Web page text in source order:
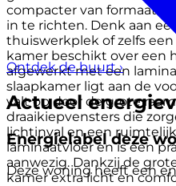
compacter van formaat
in te richten. Denk aan
thuiswerkplek of zelfs
kamer beschikt over een
afgewerkt met een
slaapkamer ligt aan de
valt op door de grote
draaikiepvensters die
lichtinval en een
laminaatvloer en is een
aanwezig. Dankzij de
kamer extra licht en
Ontdek de buurt›
Actueel
Energielabel deze
Deze woning heeft een